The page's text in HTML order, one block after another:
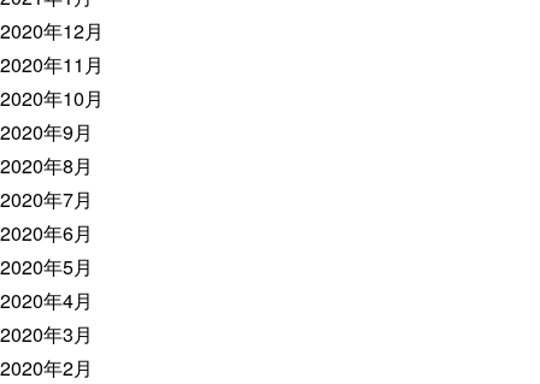
2020年12月
2020年11月
2020年10月
2020年9月
2020年8月
2020年7月
2020年6月
2020年5月
2020年4月
2020年3月
2020年2月